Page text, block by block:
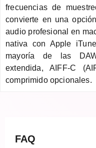
frecuencias de
convierte en una
audio profesional en
nativa con Apple
mayoría de las
extendida, AIFF-C
comprimido opcionales.
FAQ